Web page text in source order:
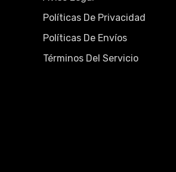
Políticas De Privacidad
Políticas De Envíos
Términos Del Servicio